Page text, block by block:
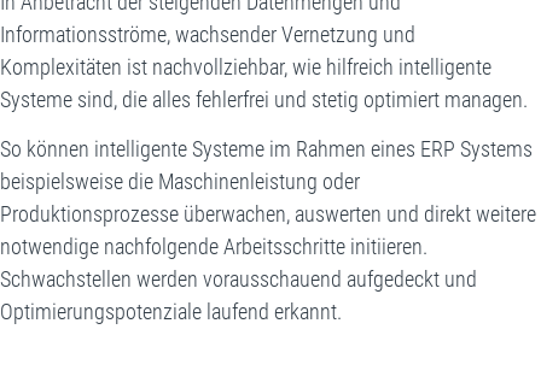
Informationsströme, wachsender Vernetzung und
Komplexitäten ist nachvollziehbar, wie hilfreich intelligente
Systeme sind, die alles fehlerfrei und stetig optimiert managen.
So können intelligente Systeme im Rahmen eines ERP Systems
beispielsweise die Maschinenleistung oder
Produktionsprozesse überwachen, auswerten und direkt weitere
notwendige nachfolgende Arbeitsschritte initiieren.
Schwachstellen werden vorausschauend aufgedeckt und
Optimierungspotenziale laufend erkannt.